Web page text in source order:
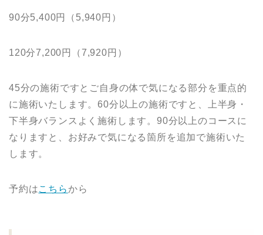
90分5,400円（5,940円）
120分7,200円（7,920円）
45分の施術ですとご自身の体で気になる部分を重点的
に施術いたします。60分以上の施術ですと、上半身・
下半身バランスよく施術します。90分以上のコースに
なりますと、お好みで気になる箇所を追加で施術いた
します。
予約はこちら から